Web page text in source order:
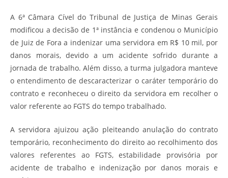
A 6ª Câmara Cível do Tribunal de Justiça de Minas Gerais
modificou a decisão de 1ª instância e condenou o Município
de Juiz de Fora a indenizar uma servidora em R$ 10 mil, por
danos morais, devido a um acidente sofrido durante a
jornada de trabalho. Além disso, a turma julgadora manteve
o entendimento de descaracterizar o caráter temporário do
contrato e reconheceu o direito da servidora em recolher o
valor referente ao FGTS do tempo trabalhado.
A servidora ajuizou ação pleiteando anulação do contrato
temporário, reconhecimento do direito ao recolhimento dos
valores referentes ao FGTS, estabilidade provisória por
acidente de trabalho e indenização por danos morais e